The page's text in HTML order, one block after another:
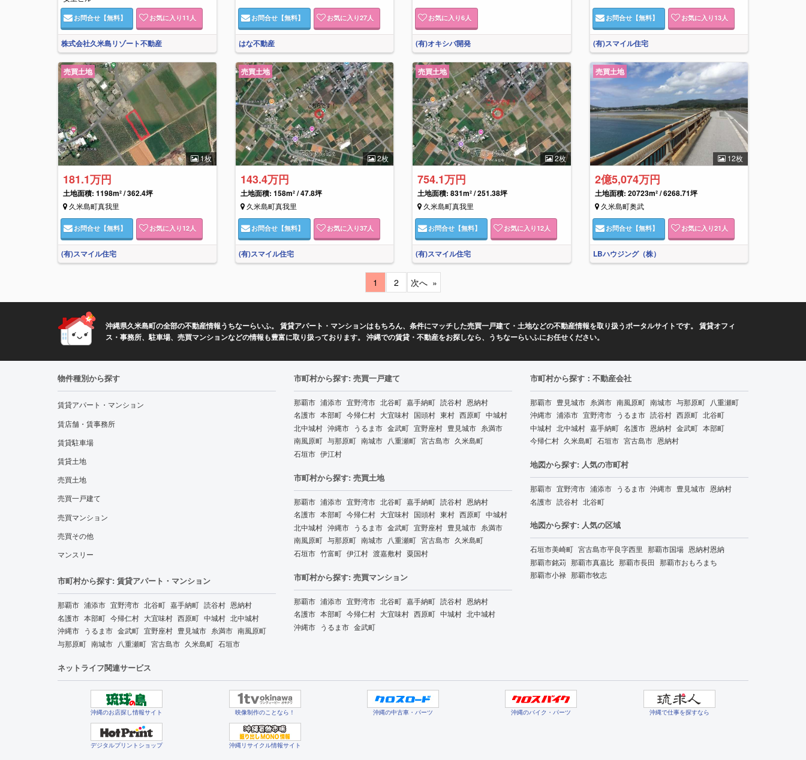
お問合せ 【無料】 お気に入り11 人
株式会社久米島リゾート不動産
お問合せ【無料】 お気に入り27人
はな不動産
お気に入り6 人
(有)オキシバ開発
お問合せ【無料】 お気に入り13人
(有)スマイル住宅
1枚
売買土地
181.1万円
土地面積: 1198m² / 362.4坪
久米島町真我里
お問合せ 【無料】 お気に入り12 人
(有)スマイル住宅
2枚
売買土地
143.4万円
土地面積: 158m² / 47.8坪
久米島町真我里
お問合せ【無料】 お気に入り37人
(有)スマイル住宅
2枚
売買土地
754.1万円
土地面積: 831m² / 251.38坪
久米島町真我里
お問合せ 【無料】 お気に入り12 人
(有)スマイル住宅
12枚
売買土地
2億5,074万円
土地面積: 20723m² / 6268.71坪
久米島町奥武
お問合せ【無料】 お気に入り21 人
LBハウジング（株）
1 2 次へ
沖縄県久米島町の全部の不動産情報うちなーらいふ。 賃貸アパート・マンションはもちろん、条件にマッチした売買一戸建て・土地などの不動産情報を取り扱うポータルサイトです。 賃貸オフィ
ス・事務所、駐車場、売買マンションなどの情報も豊富に取り扱っております。 沖縄での賃貸・不動産をお探しなら、うちなーらいふにお任せください。
物件種別から探す
賃貸アパート・マンション
賃店舗・賃事務所
賃貸駐車場
賃貸土地
売買土地
売買一戸建て
売買マンション
売買その他
マンスリー
市町村から探す: 賃貸アパート・マンション
那覇市 浦添市 宜野湾市 北谷町 嘉手納町 読谷村 恩納村
名護市 本部町 今帰仁村 大宜味村 西原町 中城村 北中城村
沖縄市 うるま市 金武町 宜野座村 豊見城市 糸満市 南風原町
与那原町 南城市 八重瀬町 宮古島市 久米島町 石垣市
市町村から探す: 売買一戸建て
那覇市 浦添市 宜野湾市 北谷町 嘉手納町 読谷村 恩納村
名護市 本部町 今帰仁村 大宜味村 国頭村 東村 西原町 中城村
北中城村 沖縄市 うるま市 金武町 宜野座村 豊見城市 糸満市
南風原町 与那原町 南城市 八重瀬町 宮古島市 久米島町
石垣市 伊江村
市町村から探す: 売買土地
那覇市 浦添市 宜野湾市 北谷町 嘉手納町 読谷村 恩納村
名護市 本部町 今帰仁村 大宜味村 国頭村 東村 西原町 中城村
北中城村 沖縄市 うるま市 金武町 宜野座村 豊見城市 糸満市
南風原町 与那原町 南城市 八重瀬町 宮古島市 久米島町
石垣市 竹富町 伊江村 渡嘉敷村 粟国村
市町村から探す: 売買マンション
那覇市 浦添市 宜野湾市 北谷町 嘉手納町 読谷村 恩納村
名護市 本部町 今帰仁村 大宜味村 西原町 中城村 北中城村
沖縄市 うるま市 金武町
市町村から探す：不動産会社
那覇市 豊見城市 糸満市 南風原町 南城市 与那原町 八重瀬町
沖縄市 浦添市 宜野湾市 うるま市 読谷村 西原町 北谷町
中城村 北中城村 嘉手納町 名護市 恩納村 金武町 本部町
今帰仁村 久米島町 石垣市 宮古島市 恩納村
地図から探す: 人気の市町村
那覇市 宜野湾市 浦添市 うるま市 沖縄市 豊見城市 恩納村
名護市 読谷村 北谷町
地図から探す: 人気の区域
石垣市美崎町 宮古島市平良字西里 那覇市国場 恩納村恩納
那覇市銘苅 那覇市真嘉比 那覇市長田 那覇市おもろまち
那覇市小禄 那覇市牧志
ネットライフ関連サービス
沖縄のお店探し情報サイト 映像制作のことなら！ 沖縄の中古車・パーツ 沖縄のバイク・パーツ 沖縄で仕事を探すなら
デジタルプリントショップ 沖縄リサイクル情報サイト